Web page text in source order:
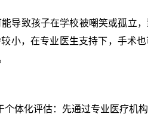
导致孩子在学校被嘲笑或孤立
小，在专业医生支持下，手术
体化评估：先通过专业医疗机